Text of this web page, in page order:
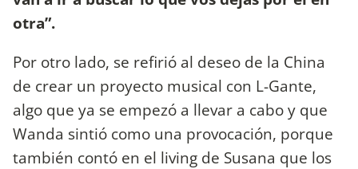
otra”.
Por otro lado, se refirió al deseo de la China
de crear un proyecto musical con L-Gante,
algo que ya se empezó a llevar a cabo y que
Wanda sintió como una provocación, porque
también contó en el living de Susana que los